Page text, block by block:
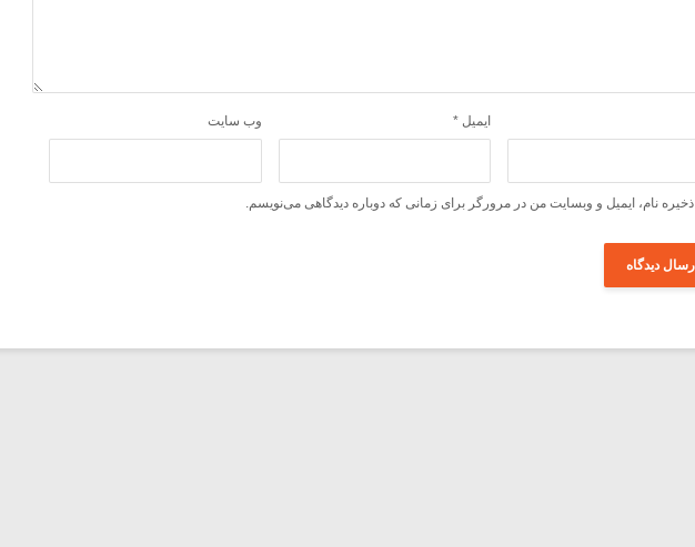
ایمیل * وب‌ سایت
ذخیره نام، ایمیل و وبسایت من در مرورگر برای زمانی که دوباره دیدگاهی می‌نویسم.